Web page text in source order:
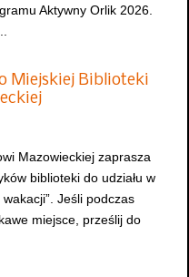
Aktywny Orlik 2026.
Miejskiej Biblioteki
Mazowieckiej zaprasza
biblioteki do udziału w
Jeśli podczas
miejsce, prześlij do